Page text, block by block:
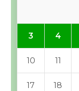
3 4
10 11
17 18